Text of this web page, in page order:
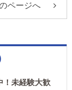
ページへ
！未経験大歓